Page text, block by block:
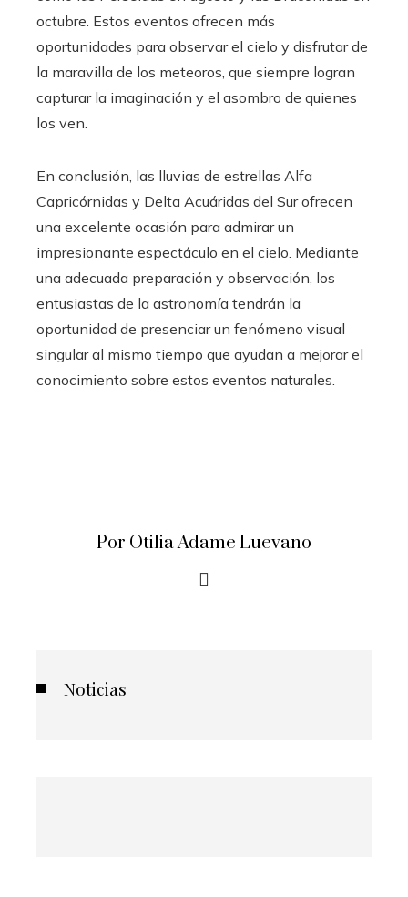
octubre. Estos eventos ofrecen más
oportunidades para observar el cielo y disfrutar de
la maravilla de los meteoros, que siempre logran
capturar la imaginación y el asombro de quienes
los ven.
En conclusión, las lluvias de estrellas Alfa
Capricórnidas y Delta Acuáridas del Sur ofrecen
una excelente ocasión para admirar un
impresionante espectáculo en el cielo. Mediante
una adecuada preparación y observación, los
entusiastas de la astronomía tendrán la
oportunidad de presenciar un fenómeno visual
singular al mismo tiempo que ayudan a mejorar el
conocimiento sobre estos eventos naturales.
Por Otilia Adame Luevano
Noticias